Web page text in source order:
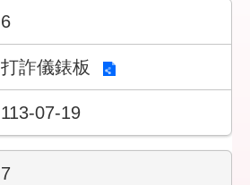
6
打詐儀錶板
113-07-19
7